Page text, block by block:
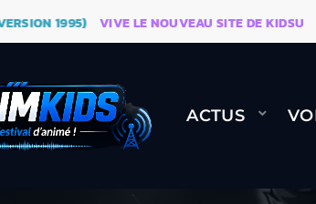
1995) VIVE LE NOUVEAU SITE DE KIDSUNE
ACTUS